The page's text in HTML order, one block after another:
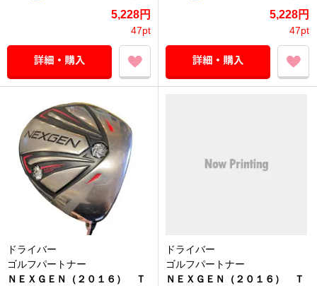
5,228円
47pt
5,228円
47pt
ドライバー
ゴルフパートナー
ＮＥＸＧＥＮ（２０１６） Ｔ
ドライバー
ゴルフパートナー
ＮＥＸＧＥＮ（２０１６） Ｔ